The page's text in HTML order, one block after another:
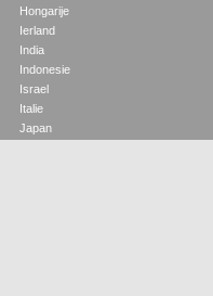
Hongarije
Ierland
India
Indonesie
Israel
Italie
Japan